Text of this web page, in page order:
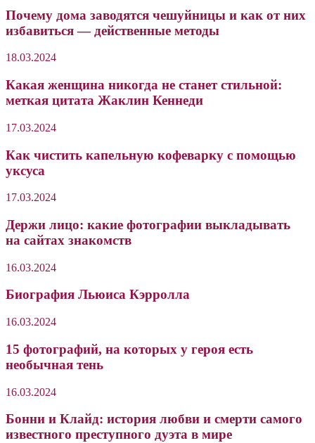
Почему дома заводятся чешуйницы и как от них
избавиться — действенные методы
18.03.2024
Какая женщина никогда не станет стильной:
меткая цитата Жаклин Кеннеди
17.03.2024
Как чистить капельную кофеварку с помощью
уксуса
17.03.2024
Держи лицо: какие фотографии выкладывать
на сайтах знакомств
16.03.2024
Биография Льюиса Кэрролла
16.03.2024
15 фотографий, на которых у героя есть
необычная тень
16.03.2024
Бонни и Клайд: история любви и смерти самого
известного преступного дуэта в мире